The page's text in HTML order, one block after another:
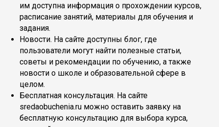
им доступна информация о прохождении курсов,
расписание занятий, материалы для обучения и
задания.
Новости. На сайте доступны блог, где
пользователи могут найти полезные статьи,
советы и рекомендации по обучению, а также
новости о школе и образовательной сфере в
целом.
Бесплатная консультация. На сайте
sredaobuchenia.ru можно оставить заявку на
бесплатную консультацию для выбора курса,